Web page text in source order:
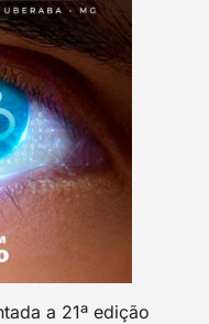
a 21ª edição